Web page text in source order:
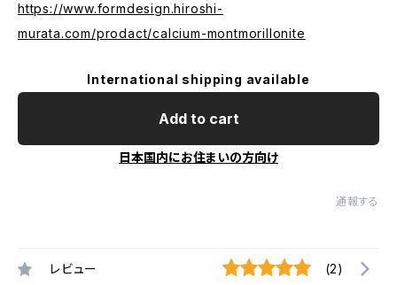
https://www.formdesign.hiroshi-
murata.com/prodact/calcium-montmorillonite
International shipping available
Add to cart
日本国内にお住まいの方向け
通報する
レビュー (2)